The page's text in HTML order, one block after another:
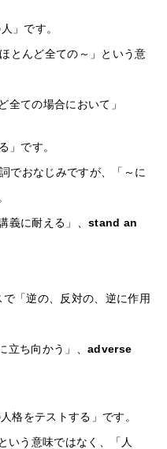
」です。
とんど全ての～」という意
全ての場合において」
」です。
でおなじみですが、「～に
義に耐える」、stand an
で「逆の、反対の、逆に作用
立ち向かう」、adverse
格をテストする」です。
いう意味ではなく、「人